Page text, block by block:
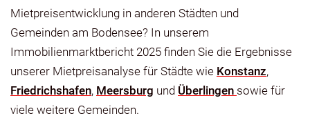
Mietpreisentwicklung in anderen Städten und
Gemeinden am Bodensee? In unserem
Immobilienmarktbericht 2025 finden Sie die Ergebnisse
unserer Mietpreisanalyse für Städte wie Konstanz,
Friedrichshafen, Meersburg und Überlingen sowie für
viele weitere Gemeinden.